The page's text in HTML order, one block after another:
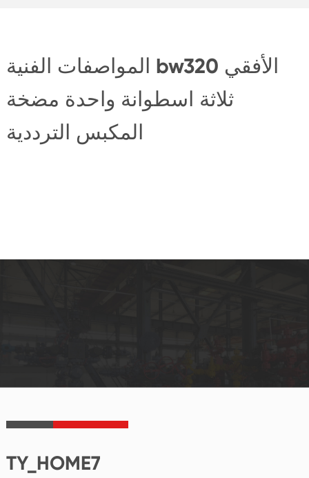
المواصفات الفنية bw320 الأفقي
ثلاثة اسطوانة واحدة مضخة
المكبس الترددية
TY_HOME7